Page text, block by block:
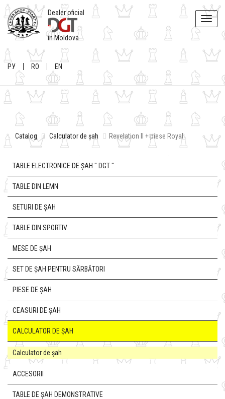
Toggle
Dealer oficial
în Moldova
РУ RO EN
Catalog Calculator de șah Revelation II + piese Royal
TABLE ELECTRONICE DE ȘAH " DGT "
TABLE DIN LEMN
SETURI DE ȘAH
TABLE DIN SPORTIV
MESE DE ȘAH
SET DE ȘAH PENTRU SĂRBĂTORI
PIESE DE ȘAH
CEASURI DE ȘAH
CALCULATOR DE ȘAH
Calculator de șah
ACCESORII
TABLE DE ȘAH DEMONSTRATIVE